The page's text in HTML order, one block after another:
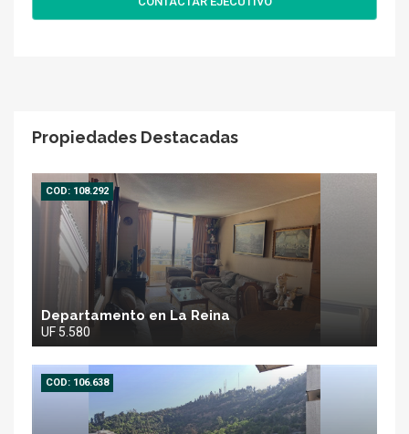
Propiedades Destacadas
COD: 108.292
Departamento en La Reina
UF 5.580
COD: 106.638